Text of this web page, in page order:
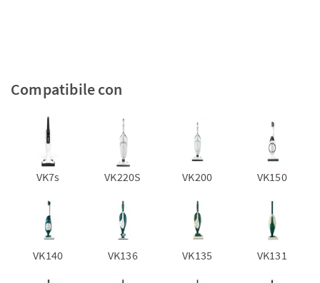
Compatibile con
VK7s VK220S VK200 VK150
VK140 VK136 VK135 VK131